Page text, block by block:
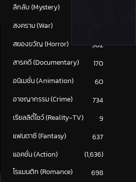
ลึกลับ (Mystery)
สงคราม (War)
สยองขวัญ (Horror)
302
สารคดี (Documentary)
170
อนิเมชั่น (Animation)
60
อาชญากรรม (Crime)
734
เรียลลิตี้โชว์ (Reality-TV)
9
แฟนตาซี (Fantasy)
637
แอคชั่น (Action)
(1,636)
โรแมนติก (Romance)
698